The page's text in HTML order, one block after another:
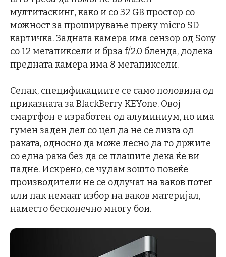
мултитаскинг, како и со 32 GB простор со
можност за проширување преку micro SD
картичка. Задната камера има сензор од Sony
со 12 мегапиксели и брза f/2.0 бленда, додека
предната камера има 8 мегапиксели.
Сепак, спецификациите се само половина од
приказната за BlackBerry KEYone. Овој
смартфон е изработен од алуминиум, но има
гумен заден дел со цел да не се лизга од
раката, односно да може лесно да го држите
со една рака без да се плашите дека ќе ви
падне. Искрено, се чудам зошто повеќе
производители не се одлучат на ваков потег
или пак немаат избор на ваков материјал,
наместо бесконечно многу бои.